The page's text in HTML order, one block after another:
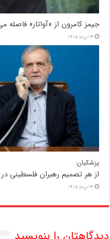
جیمز کامرون از «آواتار» فاصله
14 مرداد 1405
پزشکیان:
از هر تصمیم رهبران فلسطینی
14 مرداد 1405